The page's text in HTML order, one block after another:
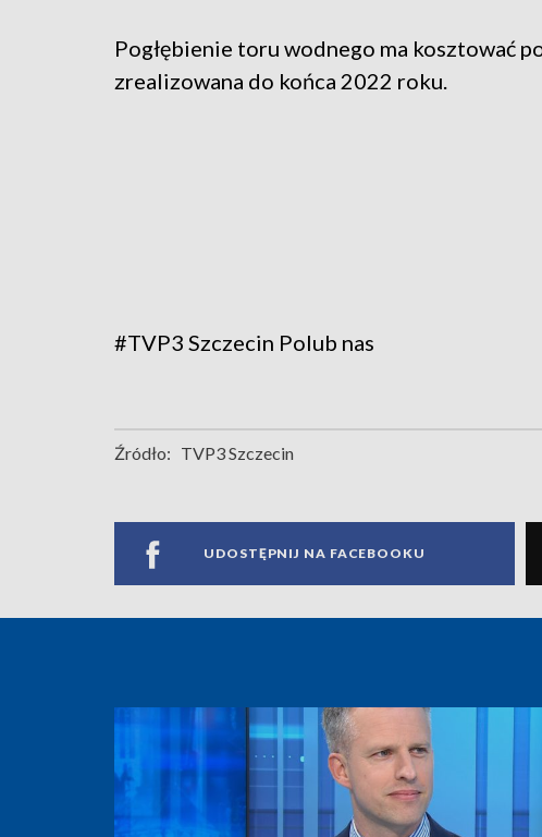
Pogłębienie toru wodnego ma kosztować
zrealizowana do końca 2022 roku.
#TVP3 Szczecin Polub nas
Źródło: TVP3 Szczecin
UDOSTĘPNIJ NA FACEBOOKU